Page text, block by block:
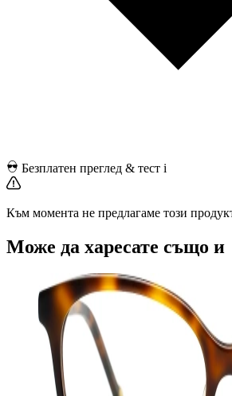
Безплатен преглед & тест i
Към момента не предлагаме този
Може да харесате също и